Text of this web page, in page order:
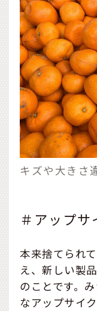
キズや大きさ
＃アップサ
本来捨てられ
え、新しい製
のことです。
なアップサイ